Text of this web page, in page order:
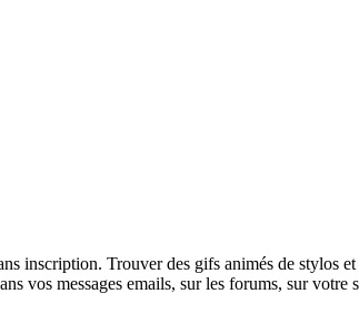
inscription. Trouver des gifs animés de stylos
vos messages emails, sur les forums, sur